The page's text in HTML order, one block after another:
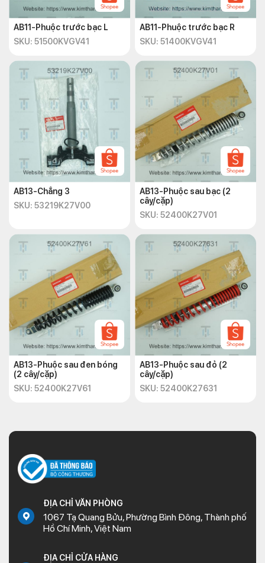
AB11-Phuộc trước bạc L
SKU: 51500KVGV41
AB11-Phuộc trước bạc R
SKU: 51400KVGV41
AB13-Chẳng 3
SKU: 53219K27V00
AB13-Phuộc sau bạc (2
cây/cặp)
SKU: 52400K27V01
AB13-Phuộc sau đen bóng
(2 cây/cặp)
SKU: 52400K27V61
AB13-Phuộc sau đỏ (2
cây/cặp)
SKU: 52400K27631
ĐỊA CHỈ VĂN PHÒNG
1067 Tạ Quang Bửu, Phường Bình Đông, Thành phố
Hồ Chí Minh, Việt Nam
ĐỊA CHỈ CỬA HÀNG